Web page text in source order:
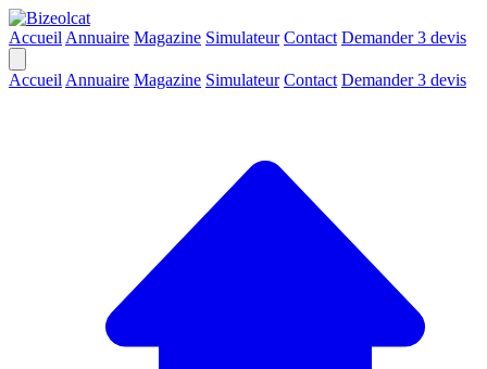
Accueil Annuaire Magazine Simulateur Contact Demander 3 devis
Accueil Annuaire Magazine Simulateur Contact Demander 3 devis